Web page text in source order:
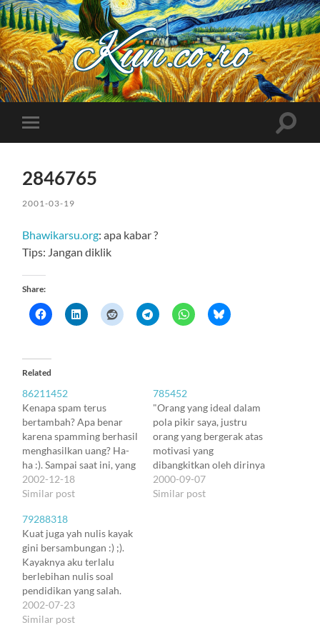
Kuncoro++
Toggle
mobile
Toggle
2846765
2001-03-19
Bhawikarsu.org: apa kabar ?
Tips: Jangan diklik
Share:
Related
86211452
Kenapa spam terus
bertambah? Apa benar
karena spamming berhasil
menghasilkan uang? Ha-
ha :). Sampai saat ini, yang
berhasil kaya karena
spamming hanyalah
alamat email orang lain
untuk jadi korban
spamming. Tapi belum
pernah terdengar kabar
sebuah bisnis berhasil
karena spamming. Tapi
kenapa spamming
bertambah? Kelihatannya
2002-12-18
Similar post
785452
"Orang yang ideal dalam
pola pikir saya, justru
orang yang bergerak atas
motivasi yang
dibangkitkan oleh dirinya
sendiri, bukan hasil reaksi
dari tindakan orang lain.
2000-09-07
Similar post
79288318
Kuat juga yah nulis kayak
gini bersambungan :) ;).
Kayaknya aku terlalu
berlebihan nulis soal
pendidikan yang salah.
Mungkin bukan gitu sih.
Mungkin yang salah justru
2002-07-23
Similar post